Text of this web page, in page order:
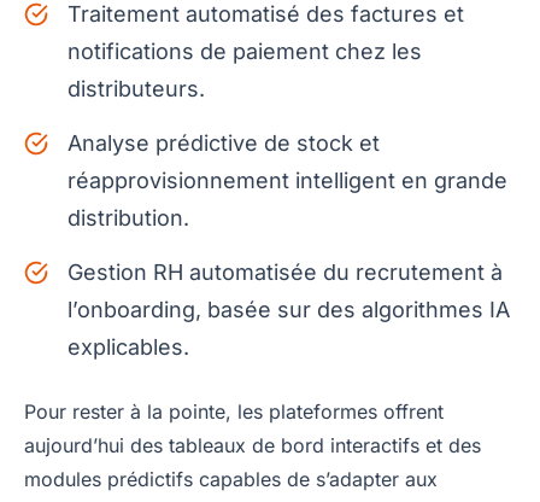
Traitement automatisé des factures et
notifications de paiement chez les
distributeurs.
Analyse prédictive de stock et
réapprovisionnement intelligent en grande
distribution.
Gestion RH automatisée du recrutement à
l’onboarding, basée sur des algorithmes IA
explicables.
Pour rester à la pointe, les plateformes offrent
aujourd’hui des tableaux de bord interactifs et des
modules prédictifs capables de s’adapter aux